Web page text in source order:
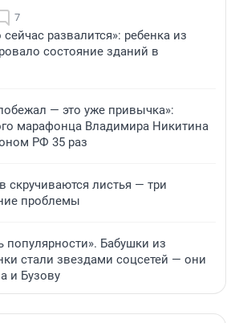
7
развалится»: ребенка из
состояние зданий в
— это уже привычка»:
марафонца Владимира Никитина
РФ 35 раз
скручиваются листья — три
проблемы
популярности». Бабушки из
стали звездами соцсетей — они
и Бузову